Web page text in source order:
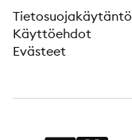
Tietosuojakäytäntö
Käyttöehdot
Evästeet